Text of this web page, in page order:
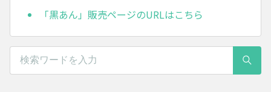
「黒あん」販売ページのURLはこちら